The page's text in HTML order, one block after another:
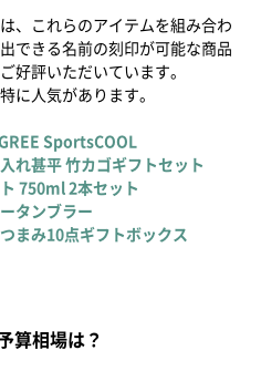
、これらのアイテムを組み合わ
できる名前の刻印が可能な商品
好評いただいています。
に人気があります。
SportsCOOL
れ甚平 竹カゴギフトセット
750ml 2本セット
タンブラー
まみ10点ギフトボックス
算相場は？